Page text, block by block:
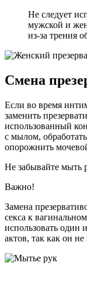
Не следует
мужской и
из-за трения
Смена
Если во время
заменить
использованный
с мылом,
опорожнить
Не забывайте мыть
Важно!
Замена
секса к
использовать один
актов, так как он